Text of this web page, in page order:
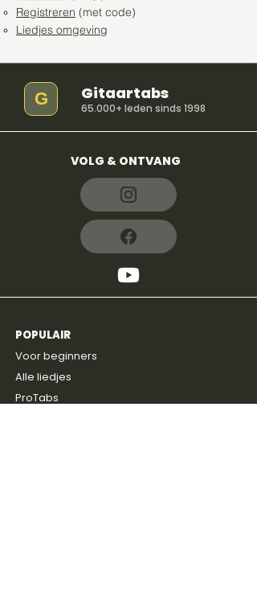
Registreren (met code)
Liedjes omgeving
G Gitaartabs
65.000+ leden sinds 1998
VOLG & ONTVANG
POPULAIR
Voor beginners
Alle liedjes
ProTabs